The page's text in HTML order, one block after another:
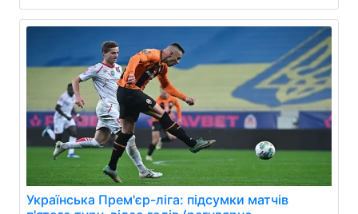
Українська Прем'єр-ліга: підсумки матчів